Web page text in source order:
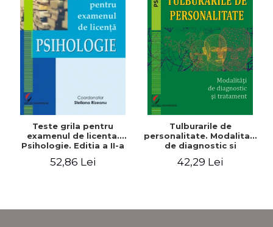
Teste grila pentru
examenul de licenta.
Psihologie. Editia a II-a
revizuita si adaugita
52,86 Lei
Tulburarile de
personalitate. Modalitati
de diagnostic si
tratament
42,29 Lei